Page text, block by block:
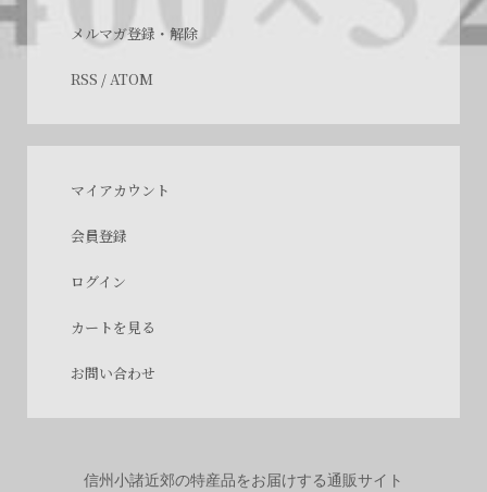
メルマガ登録・解除
RSS /ATOM
マイアカウント
会員登録
ログイン
カートを見る
お問い合わせ
信州小諸近郊の特産品をお届けする通販サイト